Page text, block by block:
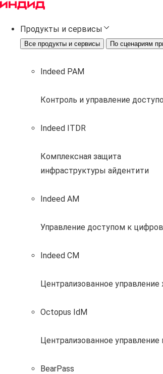
Продукты и сервисы
Все продукты и сервисы По сценариям
Indeed PAM
Контроль и управление
Indeed ITDR
Комплексная защита
инфраструктуры айдентити
Indeed AM
Управление доступом к
Indeed CM
Централизованное
Octopus IdM
Централизованное
BearPass